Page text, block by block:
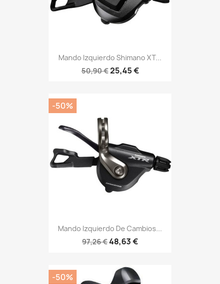
Mando Izquierdo Shimano XT...
50,90 €25,45 €
Mando Izquierdo De Cambios...
97,26 €48,63 €
-50%
-50%